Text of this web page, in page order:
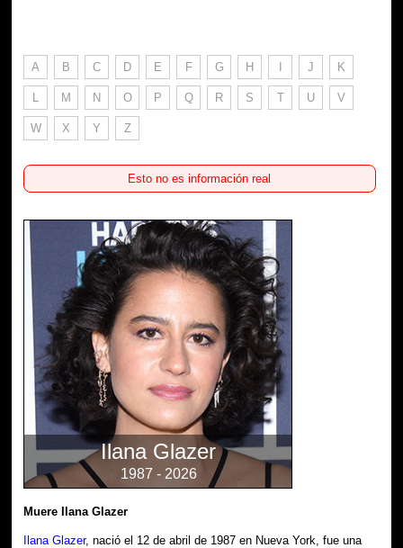
A B C D E F G H I J K
L M N O P Q R S T U V
W X Y Z
Esto no es información real
Ilana Glazer
1987 - 2026
Muere Ilana Glazer
Ilana Glazer, nació el 12 de abril de 1987 en Nueva York, fue una